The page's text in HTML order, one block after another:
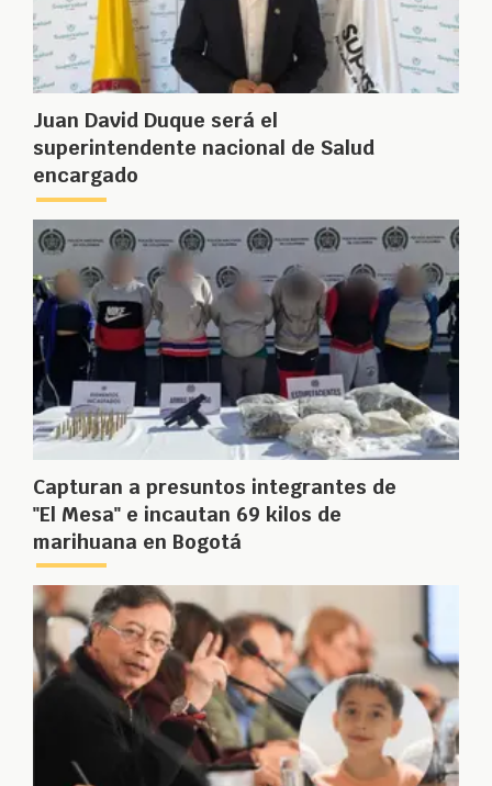
Juan David Duque será el
superintendente nacional de Salud
encargado
Capturan a presuntos integrantes de
"El Mesa" e incautan 69 kilos de
marihuana en Bogotá